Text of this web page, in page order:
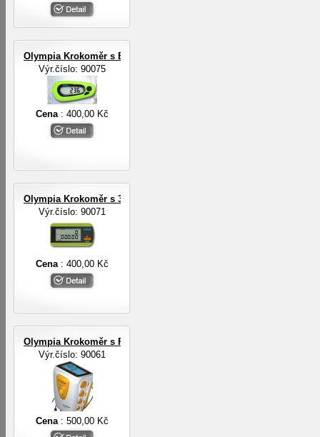
Olympia Krokoměr s EL osvětlením
Výr.číslo: 90075
Cena : 400,00 Kč
Olympia Krokoměr s 3-D digit.senzorem a EL osvětlením
Výr.číslo: 90071
Cena : 400,00 Kč
Olympia Krokoměr s FM rádiem a sluchátky
Výr.číslo: 90061
Cena : 500,00 Kč